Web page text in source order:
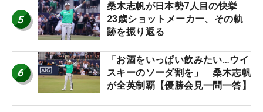
5
桑木志帆が日本勢7人目の快挙
23歳ショットメーカー、その軌
跡を振り返る
6
「お酒をいっぱい飲みたい…ウイ
スキーのソーダ割を」 桑木志帆
が全英制覇【優勝会見一問一答】